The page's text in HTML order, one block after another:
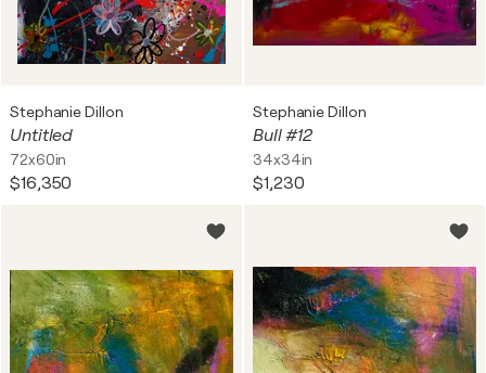
Stephanie Dillon
Untitled
72x60in
$16,350
Stephanie Dillon
Bull #12
34x34in
$1,230